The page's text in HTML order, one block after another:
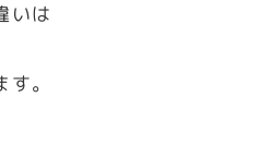
いは
。